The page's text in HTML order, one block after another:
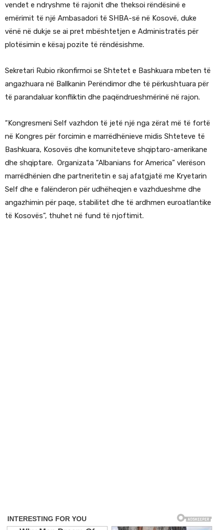
vendet e ndryshme të rajonit dhe theksoi rëndësinë e
emërimit të një Ambasadori të SHBA-së në Kosovë, duke
vënë në dukje se ai pret mbështetjen e Administratës për
plotësimin e kësaj pozite të rëndësishme.
Sekretari Rubio rikonfirmoi se Shtetet e Bashkuara mbeten të
angazhuara në Ballkanin Perëndimor dhe të përkushtuara për
të parandaluar konfliktin dhe paqëndrueshmërinë në rajon.
“Kongresmeni Self vazhdon të jetë një nga zërat më të fortë
në Kongres për forcimin e marrëdhënieve midis Shteteve të
Bashkuara, Kosovës dhe komuniteteve shqiptaro-amerikane
dhe shqiptare. Organizata “Albanians for America” vlerëson
marrëdhënien dhe partneritetin e saj afatgjatë me Kryetarin
Self dhe e falënderon për udhëheqjen e vazhdueshme dhe
angazhimin për paqe, stabilitet dhe të ardhmen euroatlantike
të Kosovës”, thuhet në fund të njoftimit.